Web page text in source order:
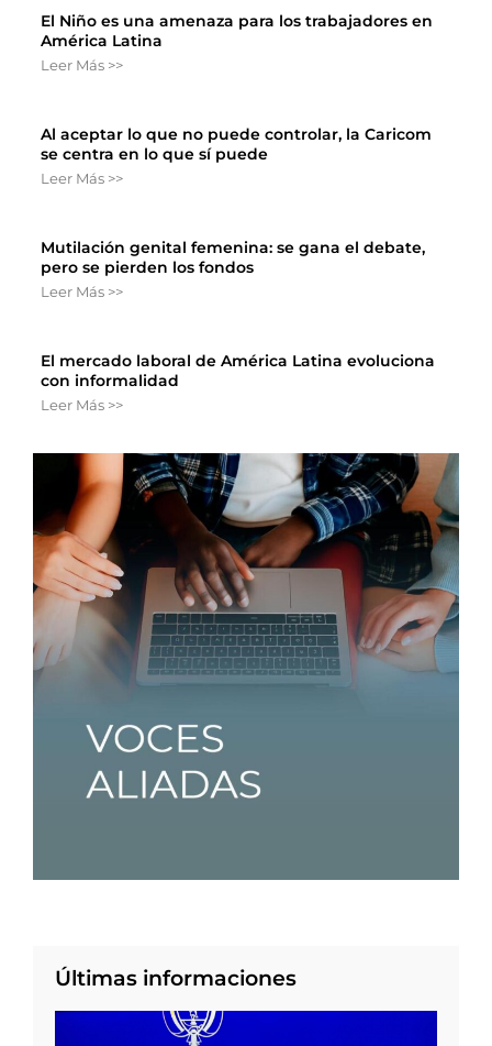
El Niño es una amenaza para los trabajadores en
América Latina
Leer Más >>
Al aceptar lo que no puede controlar, la Caricom
se centra en lo que sí puede
Leer Más >>
Mutilación genital femenina: se gana el debate,
pero se pierden los fondos
Leer Más >>
El mercado laboral de América Latina evoluciona
con informalidad
Leer Más >>
Últimas informaciones